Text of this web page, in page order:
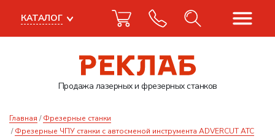
Продажа лазерныхи фрезерных станков
КАТАЛОГ
Главная
Фрезерные станки
Фрезерные ЧПУ станки с автосменой инструмента ADVERCUT ATC